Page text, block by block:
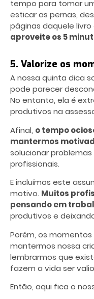
tempo para tomar
esticar as pernas,
páginas daquele
aproveite os 5
5. Valorize os
A nossa quinta dica
pode parecer
No entanto, ela é
produtivos na
Afinal, o tempo
mantermos
solucionar
profissionais.
E incluímos este
motivo. Muitos
pensando em
produtivos e
Porém, os
mantermos nossa
lembrarmos que
fazem a vida ser
Então, aqui fica o